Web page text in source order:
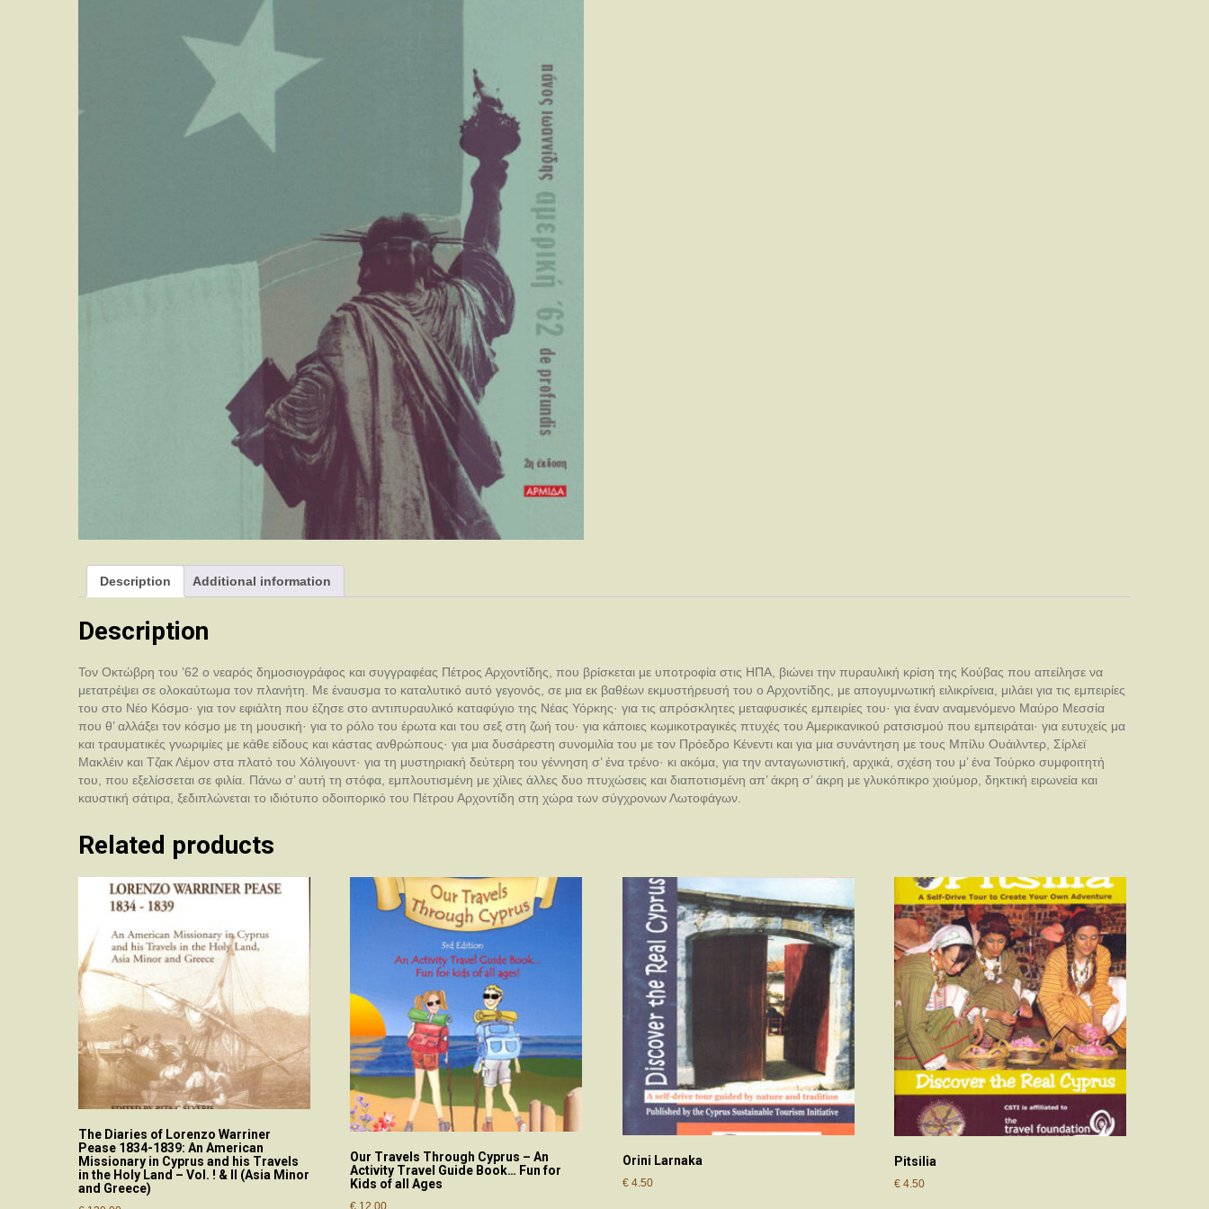
Description Additional information
Description
Τον Οκτώβρη του ’62 ο νεαρός δημοσιογράφος και συγγραφέας Πέτρος Αρχοντίδης, που βρίσκεται με υποτροφία στις ΗΠΑ, βιώνει την πυραυλική κρίση της Κούβας που απείλησε να
μετατρέψει σε ολοκαύτωμα τον πλανήτη. Με έναυσμα το καταλυτικό αυτό γεγονός, σε μια εκ βαθέων εκμυστήρευσή του ο Αρχοντίδης, με απογυμνωτική ειλικρίνεια, μιλάει για τις εμπειρίες
του στο Νέο Kόσμο· για τον εφιάλτη που έζησε στο αντιπυραυλικό καταφύγιο της Νέας Υόρκης· για τις απρόσκλητες μεταφυσικές εμπειρίες του· για έναν αναμενόμενο Μαύρο Μεσσία
που θ’ αλλάξει τον κόσμο με τη μουσική· για το ρόλο του έρωτα και του σεξ στη ζωή του· για κάποιες κωμικοτραγικές πτυχές του Αμερικανικού ρατσισμού που εμπειράται· για ευτυχείς μα
και τραυματικές γνωριμίες με κάθε είδους και κάστας ανθρώπους· για μια δυσάρεστη συνομιλία του με τον Πρόεδρο Κένεντι και για μια συνάντηση με τους Μπίλυ Ουάιλντερ, Σίρλεϊ
Μακλέιν και Τζακ Λέμον στα πλατό του Χόλιγουντ· για τη μυστηριακή δεύτερη του γέννηση σ’ ένα τρένο· κι ακόμα, για την ανταγωνιστική, αρχικά, σχέση του μ’ ένα Τούρκο συμφοιτητή
του, που εξελίσσεται σε φιλία. Πάνω σ’ αυτή τη στόφα, εμπλουτισμένη με χίλιες άλλες δυο πτυχώσεις και διαποτισμένη απ’ άκρη σ’ άκρη με γλυκόπικρο χιούμορ, δηκτική ειρωνεία και
καυστική σάτιρα, ξεδιπλώνεται το ιδιότυπο οδοιπορικό του Πέτρου Αρχοντίδη στη χώρα των σύγχρονων Λωτοφάγων.
Related products
The Diaries of Lorenzo Warriner
Pease 1834-1839: An American
Missionary in Cyprus and his Travels
in the Holy Land – Vol. ! & II (Asia Minor
and Greece)
Our Travels Through Cyprus – An
Activity Travel Guide Book… Fun for
Kids of all Ages
Orini Larnaka
€4.50
Pitsilia
€ 4.50